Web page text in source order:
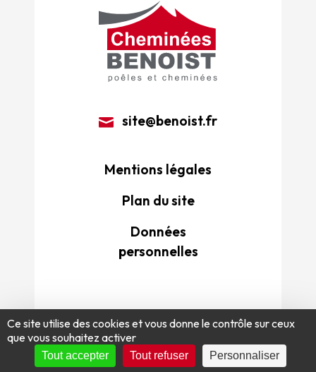
site@benoist.fr
Mentions légales
Plan du site
Données
personnelles
Ce site utilise des cookies et vous donne le contrôle sur ceux
que vous souhaitez activer
Tout accepter Tout refuser Personnaliser